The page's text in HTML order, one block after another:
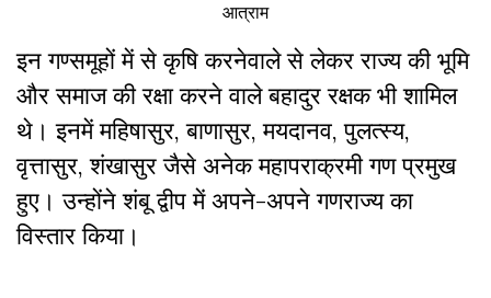
आत्राम
इन गण्समूहों में से कृषि करनेवाले से लेकर राज्य की भूमि
और समाज की रक्षा करने वाले बहादुर रक्षक भी शामिल
थे। इनमें महिषासुर, बाणासुर, मयदानव, पुलत्स्य,
वृत्तासुर, शंखासुर जैसे अनेक महापराक्रमी गण प्रमुख
हुए। उन्होंने शंबू द्वीप में अपने-अपने गणराज्य का
विस्तार किया।